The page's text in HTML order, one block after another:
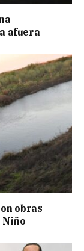
afuera
obras
Niño